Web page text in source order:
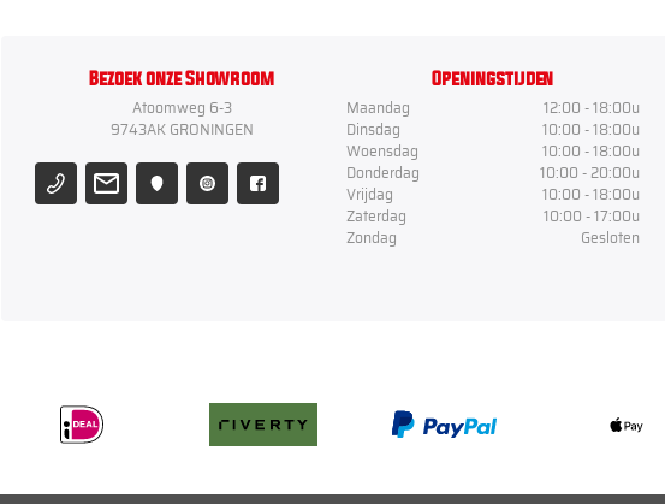
Bezoek onze Showroom
Atoomweg 6-3
9743AK GRONINGEN
Openingstijden
Maandag
12:00 - 18:00u
Dinsdag
10:00 - 18:00u
Woensdag
10:00 - 18:00u
Donderdag
10:00 - 20:00u
Vrijdag
10:00 - 18:00u
Zaterdag
10:00 - 17:00u
Zondag
Gesloten